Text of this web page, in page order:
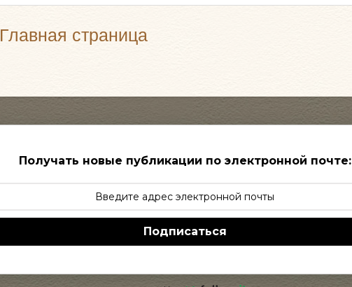
Главная страница
Получать новые публикации по электронной почте:
Подписаться